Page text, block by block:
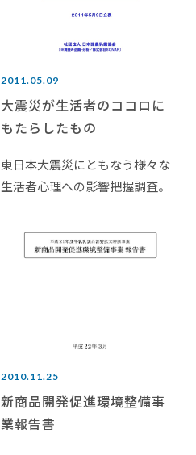
2011.05.09
大震災が生活者のココロに
もたらしたもの
東日本大震災にともなう様々な
生活者心理への影響把握調査。
2010.11.25
新商品開発促進環境整備事
業報告書